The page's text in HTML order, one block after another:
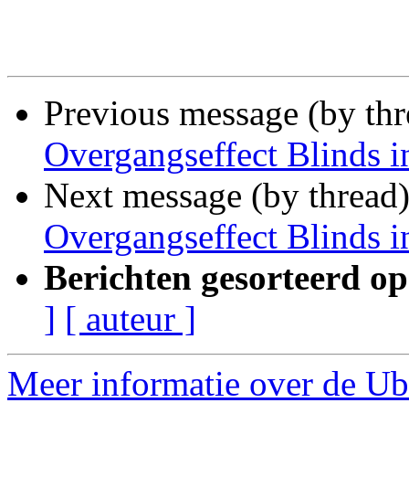
Previous message (by
Overgangseffect Blinds
Next message (by
Overgangseffect Blinds
Berichten gesorteerd
] [ auteur ]
Meer informatie over de